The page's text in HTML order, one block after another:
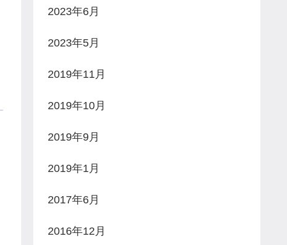
2023年6月
2023年5月
2019年11月
2019年10月
2019年9月
2019年1月
2017年6月
2016年12月